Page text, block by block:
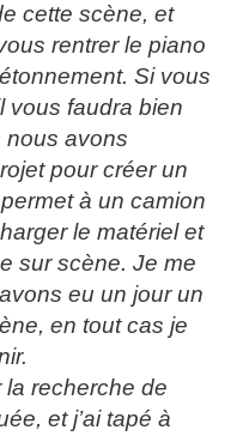
cette scène, et
rentrer le piano
Si vous
vous faudra bien
nous avons
pour créer un
à un camion
le matériel et
sur scène. Je me
eu un jour un
en tout cas je
la recherche de
et j’ai tapé à